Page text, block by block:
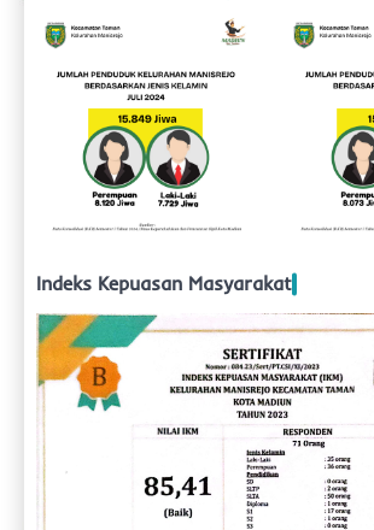
Indeks Kepuasan Masyarakat